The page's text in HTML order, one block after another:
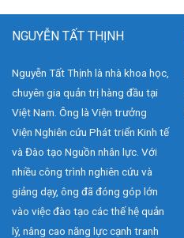
NGUYỄN TẤT THỊNH
Nguyễn Tất Thịnh là nhà khoa học,
chuyên gia quản trị hàng đầu tại
Việt Nam. Ông là Viện trưởng
Viện Nghiên cứu Phát triển Kinh tế
và Đào tạo Nguồn nhân lực. Với
nhiều công trình nghiên cứu và
giảng dạy, ông đã đóng góp lớn
vào việc đào tạo các thế hệ quản
lý, nâng cao năng lực cạnh tranh